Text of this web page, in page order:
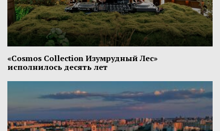
«Cosmos Collection Изумрудный Лес»
исполнилось десять лет